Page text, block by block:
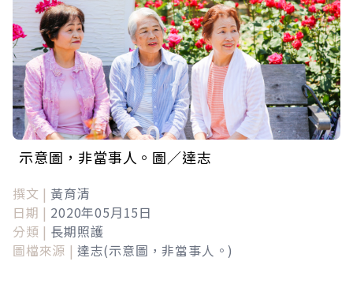
示意圖，非當事人。圖／達志
撰文 | 黃育清
日期 | 2020年05月15日
分類 | 長期照護
圖檔來源 | 達志(示意圖，非當事人。)